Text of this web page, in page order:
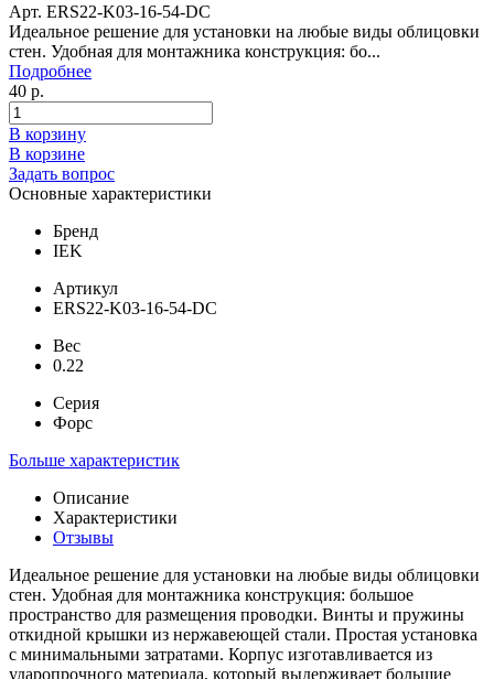
Арт. ERS22-K03-16-54-DC
Идеальное решение для установки на любые виды облицовки
стен. Удобная для монтажника конструкция: бо...
Подробнее
40 р.
В корзину
В корзине
Задать вопрос
Основные характеристики
Бренд
IEK
Артикул
ERS22-K03-16-54-DC
Вес
0.22
Серия
Форс
Больше характеристик
Описание
Характеристики
Отзывы
Идеальное решение для установки на любые виды облицовки
стен. Удобная для монтажника конструкция: большое
пространство для размещения проводки. Винты и пружины
откидной крышки из нержавеющей стали. Простая установка
с минимальными затратами. Корпус изготавливается из
ударопрочного материала, который выдерживает большие